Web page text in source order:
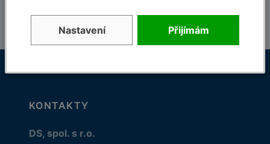
KONTAKTY
DS, spol. s r.o.
Nastavení Přijímám